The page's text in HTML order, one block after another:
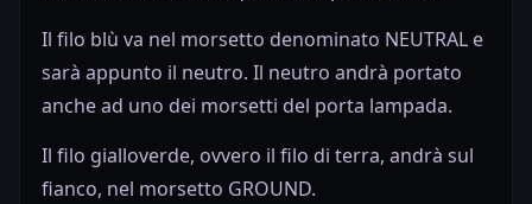
Il filo blù va nel morsetto denominato NEUTRAL e
sarà appunto il neutro. Il neutro andrà portato
anche ad uno dei morsetti del porta lampada.
Il filo gialloverde, ovvero il filo di terra, andrà sul
fianco, nel morsetto GROUND.